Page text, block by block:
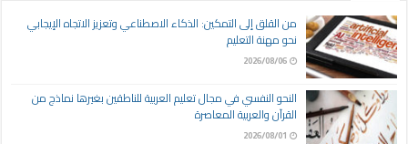
من القلق إلى التمكين: الذكاء الاصطناعي وتعزيز الاتجاه الإيجابي
نحو مهنة التعليم
2026/08/06
النحو النفسي في مجال تعليم العربية للناطقين بغيرها نماذج من
القرآن والعربية المعاصرة
2026/08/01